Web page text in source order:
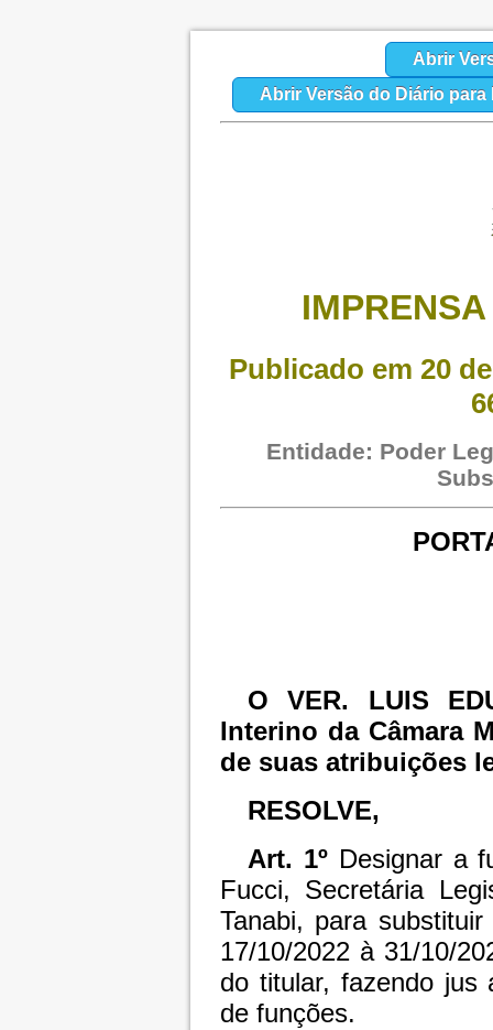
Abrir
Abrir Versão do Diário para
Publicado em 20
Entidade: Poder
O VER. LUIS
Interino da Câmara
de suas atribuições
RESOLVE,
Art. 1º Designar a
Fucci, Secretária
Tanabi, para
17/10/2022 à 31/10/
do titular, fazendo jus
de funções.